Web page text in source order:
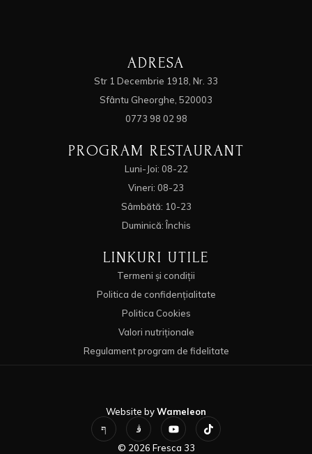
ADRESA
Str 1 Decembrie 1918, Nr. 33
Sfântu Gheorghe, 520003
0773 98 02 98
PROGRAM RESTAURANT
Luni-Joi: 08-22
Vineri: 08-23
Sâmbătă: 10-23
Duminică: Închis
LINKURI UTILE
Termeni și condiții
Politica de confidențialitate
Politica Cookies
Valori nutriționale
Regulament program de fidelitate
Website byWameleon
© 2026 Fresca 33